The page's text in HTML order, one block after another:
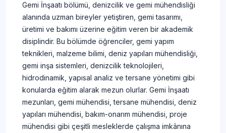
Gemi İnşaatı bölümü, denizcilik ve gemi mühendisliği
alanında uzman bireyler yetiştiren, gemi tasarımı,
üretimi ve bakımı üzerine eğitim veren bir akademik
disiplindir. Bu bölümde öğrenciler, gemi yapım
teknikleri, malzeme bilimi, deniz yapıları mühendisliği,
gemi inşa sistemleri, denizcilik teknolojileri,
hidrodinamik, yapısal analiz ve tersane yönetimi gibi
konularda eğitim alarak mezun olurlar. Gemi İnşaatı
mezunları, gemi mühendisi, tersane mühendisi, deniz
yapıları mühendisi, bakım-onarım mühendisi, proje
mühendisi gibi çeşitli mesleklerde çalışma imkânına